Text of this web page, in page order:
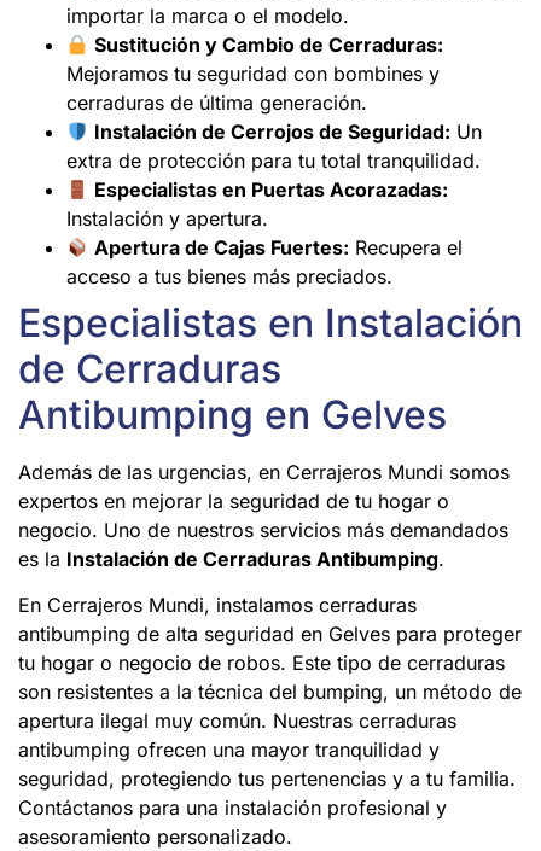
importar la marca o el modelo.
Sustitución y Cambio de Cerraduras:
Mejoramos tu seguridad con bombines y
cerraduras de última generación.
Instalación de Cerrojos de Seguridad: Un
extra de protección para tu total tranquilidad.
Especialistas en Puertas Acorazadas:
Instalación y apertura.
Apertura de Cajas Fuertes: Recupera el
acceso a tus bienes más preciados.
Especialistas en Instalación
de Cerraduras
Antibumping en Gelves
Además de las urgencias, en Cerrajeros Mundi somos
expertos en mejorar la seguridad de tu hogar o
negocio. Uno de nuestros servicios más demandados
es la Instalación de Cerraduras Antibumping.
En Cerrajeros Mundi, instalamos cerraduras
antibumping de alta seguridad en Gelves para proteger
tu hogar o negocio de robos. Este tipo de cerraduras
son resistentes a la técnica del bumping, un método de
apertura ilegal muy común. Nuestras cerraduras
antibumping ofrecen una mayor tranquilidad y
seguridad, protegiendo tus pertenencias y a tu familia.
Contáctanos para una instalación profesional y
asesoramiento personalizado.